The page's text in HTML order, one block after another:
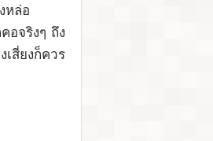
หล่อ
อจริงๆ ถึง
สี่ยงก็ควร